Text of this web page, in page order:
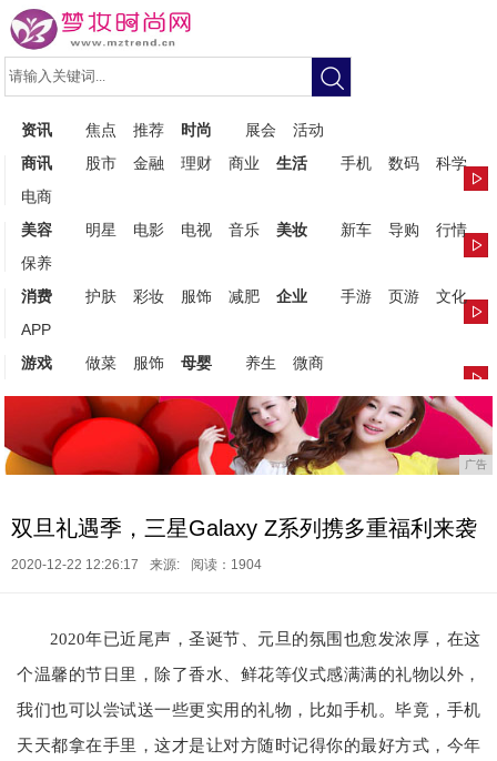
资讯 焦点 推荐 时尚 展会
活动
商讯
股市 金融 理财 商业 生活 手机 数码
科学
电商
美容
明星 电影 电视 音乐 美妆 新车 导购
行情
保养
消费
护肤 彩妆 服饰 减肥 企业 手游 页游
文化
APP
游戏
做菜 服饰 母婴 养生 微商
广告
双旦礼遇季，三星Galaxy Z系列携多重福利来袭
2020-12-22 12:26:17 来源: 阅读：1904
2020年已近尾声，圣诞节、元旦的氛围也愈发浓厚，在这
个温馨的节日里，除了香水、鲜花等仪式感满满的礼物以外，
我们也可以尝试送一些更实用的礼物，比如手机。毕竟，手机
天天都拿在手里，这才是让对方随时记得你的最好方式，今年